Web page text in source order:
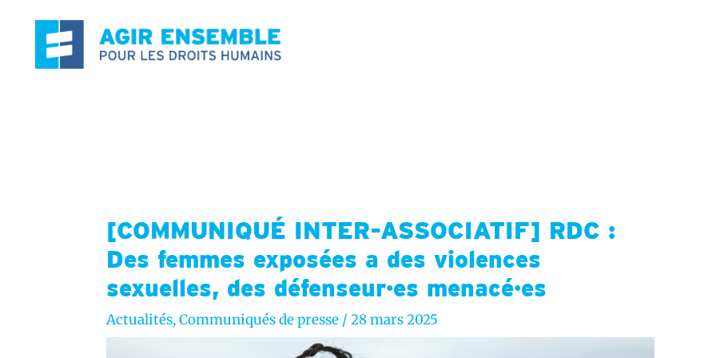
contenu
[COMMUNIQUÉ INTER-ASSOCIATIF] RDC :
Des femmes exposées a des violences
sexuelles, des défenseur·es menacé·es
Actualités,Communiqués de presse /28 mars 2025